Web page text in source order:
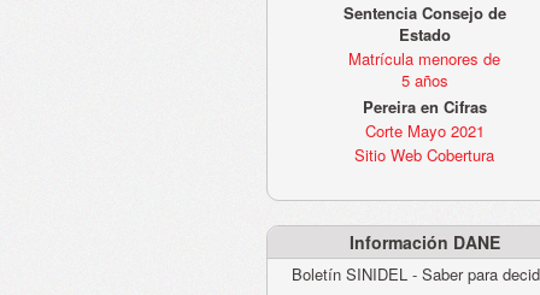
Sentencia Consejo de
Estado
Matrícula menores de
5 años
Pereira en Cifras
Corte Mayo 2021
Sitio Web Cobertura
Información DANE
Boletín SINIDEL - Saber para